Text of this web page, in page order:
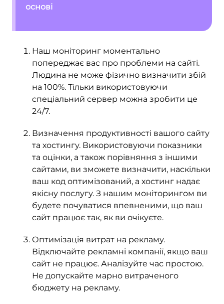
основі
Наш моніторинг моментально
попереджає вас про проблеми на сайті.
Людина не може фізично визначити збій
на 100%. Тільки використовуючи
спеціальний сервер можна зробити це
24/7.
Визначення продуктивності вашого сайту
та хостингу. Використовуючи показники
та оцінки, а також порівняння з іншими
сайтами, ви зможете визначити, наскільки
ваш код оптимізований, а хостинг надає
якісну послугу. З нашим моніторингом ви
будете почуватися впевненими, що ваш
сайт працює так, як ви очікуєте.
Оптимізація витрат на рекламу.
Відключайте рекламні компанії, якщо ваш
сайт не працює. Аналізуйте час простою.
Не допускайте марно витраченого
бюджету на рекламу.